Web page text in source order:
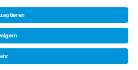
zu, um diese Inhalte